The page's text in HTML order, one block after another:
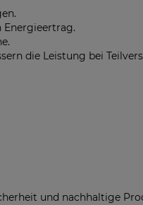
die Leistung bei
und nachhaltige